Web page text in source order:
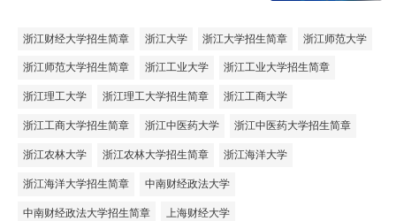
浙江财经大学招生简章 浙江大学 浙江大学招生简章 浙江师范大学
浙江师范大学招生简章 浙江工业大学 浙江工业大学招生简章
浙江理工大学 浙江理工大学招生简章 浙江工商大学
浙江工商大学招生简章 浙江中医药大学 浙江中医药大学招生简章
浙江农林大学 浙江农林大学招生简章 浙江海洋大学
浙江海洋大学招生简章 中南财经政法大学
中南财经政法大学招生简章 上海财经大学